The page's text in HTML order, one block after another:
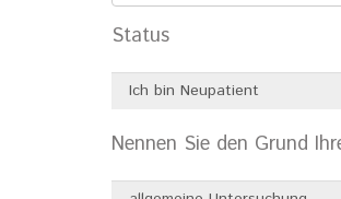
Status
Nennen Sie den Grund